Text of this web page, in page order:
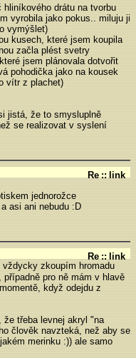
drátu na tvorbu
vyrobila jako pokus.. miluju ji
vymýšlet)
kusech, které jsem koupila
začla plést svetry
jsem plánovala dotvořit
pohodička jako na kousek
vítr z plachet)
jistá, že to smysluplně
se realizovat v syslení
Re :: link
jednorožce
asi ani nebudu :D
Re :: link
zkoupím hromadu
pro ně mám v hlavě
když odejdu z
že třeba levnej akryl "na
člověk navzteká, než aby se
merinku :)) ale samo